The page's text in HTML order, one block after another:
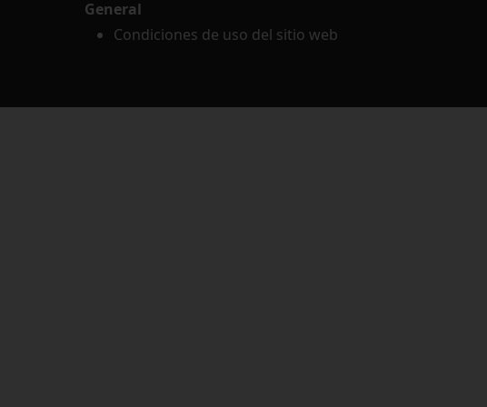
General
Condiciones de uso del sitio web